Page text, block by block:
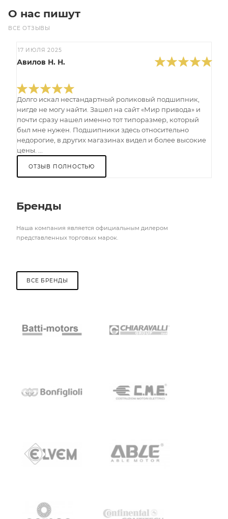
О нас пишут
ВСЕ ОТЗЫВЫ
17 ИЮЛЯ 2025
Авилов Н. Н.
Долго искал нестандартный роликовый подшипник,
нигде не могу найти. Зашел на сайт «Мир привода» и
почти сразу нашел именно тот типоразмер, который
был мне нужен. Подшипники здесь относительно
недорогие, в других магазинах видел и более высокие
цены. ...
ОТЗЫВ ПОЛНОСТЬЮ
Бренды
Наша компания является официальным дилером
представленных торговых марок.
ВСЕ БРЕНДЫ